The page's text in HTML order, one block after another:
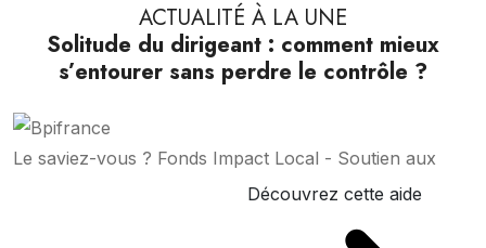
ACTUALITÉ À LA UNE
Solitude du dirigeant : comment mieux
s’entourer sans perdre le contrôle ?
Le saviez-vous ? Fonds Impact Local - Soutien aux
Découvrez cette aide